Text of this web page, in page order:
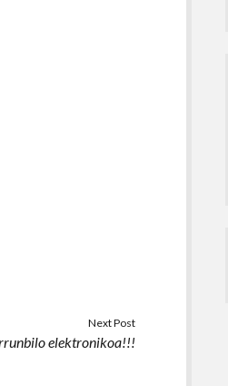
Next Post
elektronikoa!!!